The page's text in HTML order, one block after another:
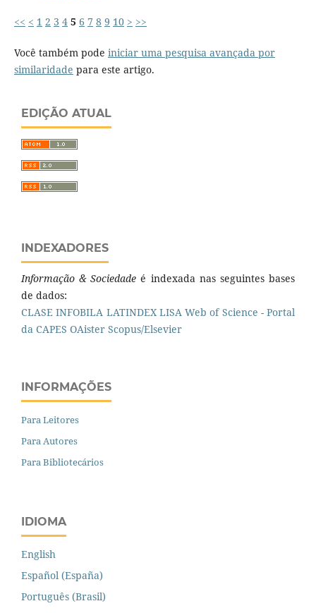
<< < 1 2 3 4 5 6 7 8 9 10 > >>
Você também pode iniciar uma pesquisa avançada por
similaridade para este artigo.
EDIÇÃO ATUAL
INDEXADORES
Informação & Sociedadeé indexada nas seguintes bases
de dados:
CLASE INFOBILA LATINDEX LISA Web of Science - Portal
da CAPES OAister Scopus/Elsevier
INFORMAÇÕES
Para Leitores
Para Autores
Para Bibliotecários
IDIOMA
English
Español (España)
Português (Brasil)